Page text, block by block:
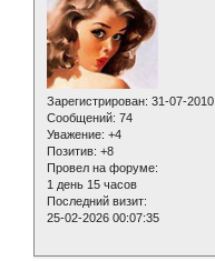
Зарегистрирован: 31-07-2010
Сообщений: 74
Уважение: +4
Позитив: +8
Провел на форуме:
1 день 15 часов
Последний визит:
25-02-2026 00:07:35